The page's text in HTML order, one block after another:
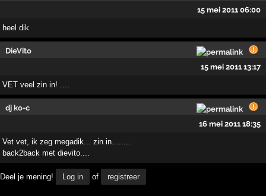
15 mei 2011 06:00
heel dik
DieVito
15 mei 2011 13:17
VET veel zin in! ....
dj ko-c
16 mei 2011 18:35
Vet vet, ik zeg megadik... zin in........
back2back met dievito....
Deel je mening! Log in of registreer